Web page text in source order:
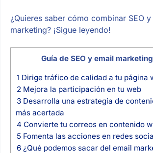
¿Quieres saber cómo combinar SEO y
marketing? ¡Sigue leyendo!
Guía de SEO y email marketing
1 Dirige tráfico de calidad a tu página
2Mejora la participación en tu web
3Desarrolla una estrategia de
más acertada
4 Convierte tu correos en contenido
5 Fomenta las acciones en redes
6¿Qué podemos sacar del email